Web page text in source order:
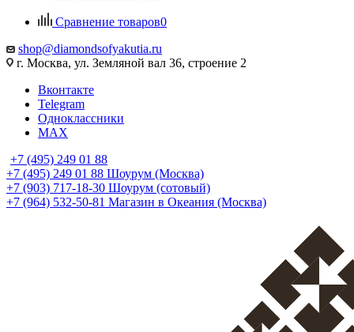
Сравнение товаров0
shop@diamondsofyakutia.ru
г. Москва, ул. Земляной вал 36, строение 2
Вконтакте
Telegram
Одноклассники
MAX
+7 (495) 249 01 88
+7 (495) 249 01 88 Шоурум (Москва)
+7 (903) 717-18-30 Шоурум (сотовый)
+7 (964) 532-50-81 Магазин в Океания (Москва)